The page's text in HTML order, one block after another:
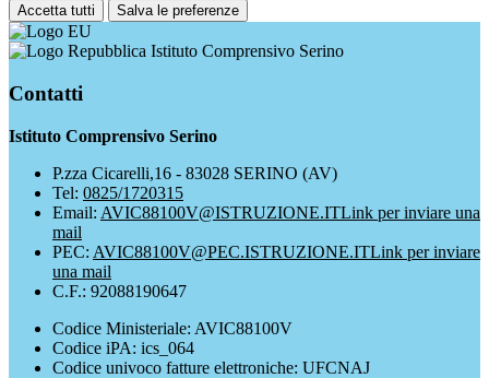
Accetta tutti Salva le preferenze
Istituto Comprensivo Serino
Contatti
Istituto Comprensivo Serino
P.zza Cicarelli,16 - 83028 SERINO (AV)
Tel: 0825/1720315
Email: AVIC88100V@ISTRUZIONE.ITLink per inviare una
mail
PEC: AVIC88100V@PEC.ISTRUZIONE.ITLink per inviare
una mail
C.F.: 92088190647
Codice Ministeriale: AVIC88100V
Codice iPA: ics_064
Codice univoco fatture elettroniche: UFCNAJ